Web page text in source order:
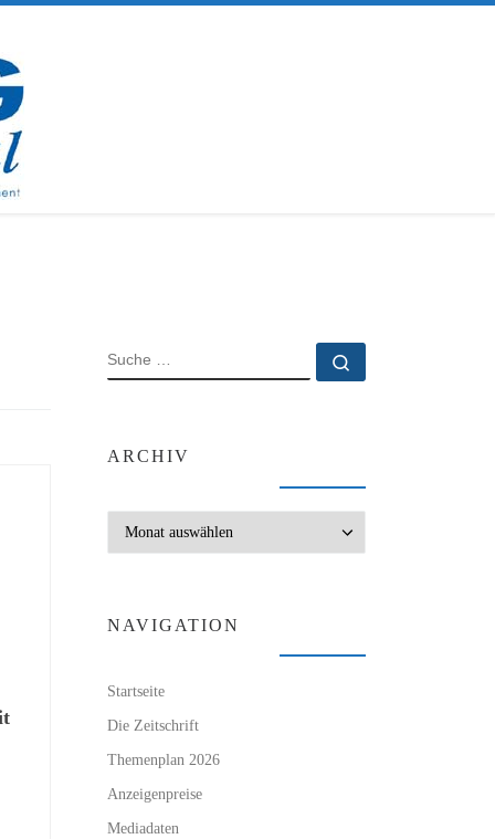
SUCHE
ARCHIV
NAVIGATION
Startseite
Die Zeitschrift
Themenplan 2026
Anzeigenpreise
Mediadaten